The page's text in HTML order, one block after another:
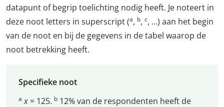
datapunt of begrip toelichting nodig heeft. Je noteert in
deze noot letters in superscript (a, b, c, …) aan het begin
van de noot en bij de gegevens in de tabel waarop de
noot betrekking heeft.
Specifieke noot
a x= 125. b12% van de respondenten heeft de